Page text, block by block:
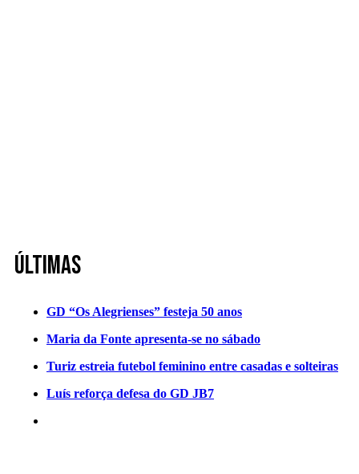
Últimas
GD “Os Alegrienses” festeja 50 anos
Maria da Fonte apresenta-se no sábado
Turiz estreia futebol feminino entre casadas e solteiras
Luís reforça defesa do GD JB7